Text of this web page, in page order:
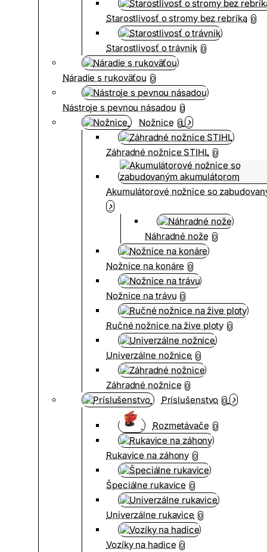
Starostlivosť o stromy bez rebríka 0
Starostlivosť o trávnik 0
Náradie s rukoväťou 0
Nástroje s pevnou násadou 0
Nožnice 0
Záhradné nožnice STIHL 0
Akumulátorové nožnice so
Náhradné nože 0
Nožnice na konáre 0
Nožnice na trávu 0
Ručné nožnice na žive ploty 0
Univerzálne nožnice 0
Záhradné nožnice 0
Príslušenstvo 0
Rozmetávače 0
Rukavice na záhony 0
Špeciálne rukavice 0
Univerzálne rukavice 0
Vozíky na hadice 0